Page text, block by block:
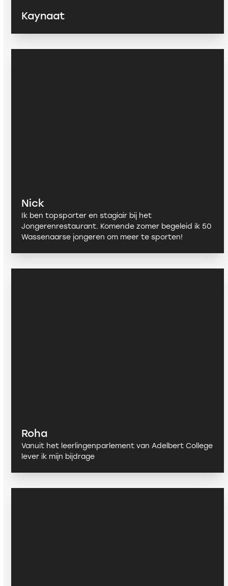
Kaynaat
Nick
Ik ben topsporter en stagiair bij het
Jongerenrestaurant. Komende zomer begeleid ik 50
Wassenaarse jongeren om meer te sporten!
Roha
Vanuit het leerlingenparlement van Adelbert College
lever ik mijn bijdrage